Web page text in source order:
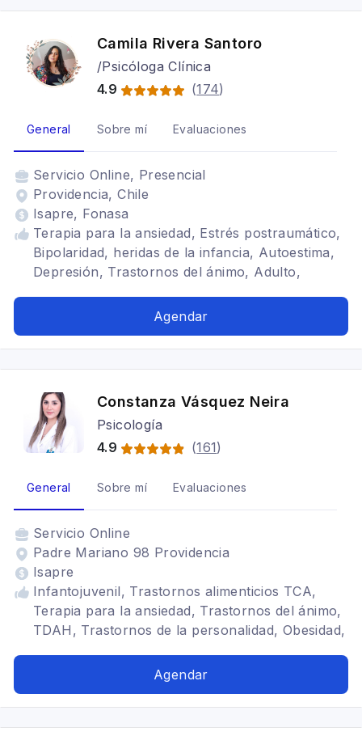
de la personalidad
Camila Rivera Santoro
/Psicóloga Clínica
4.9
(174)
General Sobre mí Evaluaciones
Servicio Online, Presencial
Providencia, Chile
Isapre, Fonasa
Terapia para la ansiedad, Estrés postraumático,
Bipolaridad, heridas de la infancia, Autoestima,
Depresión, Trastornos del ánimo, Adulto,
personalidad, Tratamientos para fobia social
Agendar
Constanza Vásquez Neira
Psicología
4.9
(161)
General Sobre mí Evaluaciones
Servicio Online
Padre Mariano 98 Providencia
Isapre
Infantojuvenil, Trastornos alimenticios TCA,
Terapia para la ansiedad, Trastornos del ánimo,
TDAH, Trastornos de la personalidad, Obesidad,
Agendar